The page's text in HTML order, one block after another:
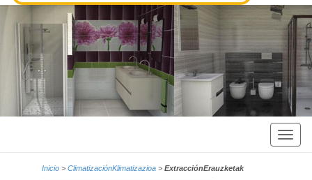
Inicio > ClimatizaciónKlimatizazioa > ExtracciónErauzketak